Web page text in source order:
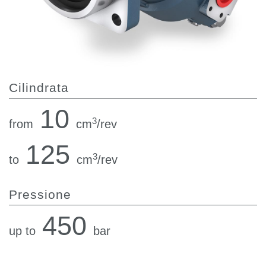
Componenti Elettronici per Sistemi di Controllo
Cilindrata
from 10 cm3/rev
to 125 cm3/rev
Pressione
up to 450 bar